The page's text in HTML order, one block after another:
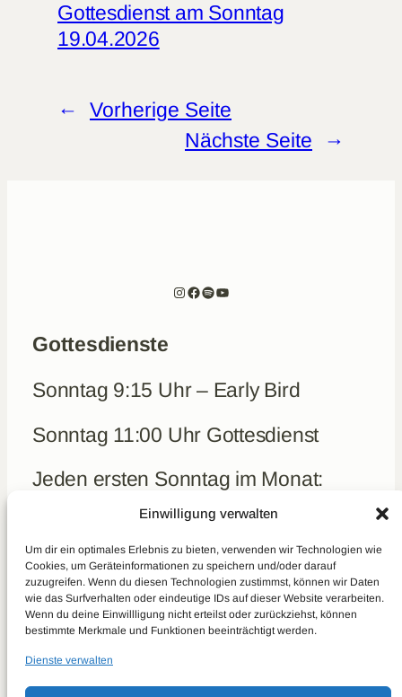
Einwilligung verwalten
Um dir ein optimales Erlebnis zu bieten, verwenden wir Technologien wie
Cookies, um Geräteinformationen zu speichern und/oder darauf
zuzugreifen. Wenn du diesen Technologien zustimmst, können wir Daten
wie das Surfverhalten oder eindeutige IDs auf dieser Website verarbeiten.
Wenn du deine Einwillligung nicht erteilst oder zurückziehst, können
bestimmte Merkmale und Funktionen beeinträchtigt werden.
Dienste verwalten
Gottesdienst am Sonntag
19.04.2026
←
Vorherige Seite
Nächste Seite
→
Instagram Facebook Spotify YouTube
Gottesdienste
Sonntag 9:15 Uhr – Early Bird
Sonntag 11:00 Uhr Gottesdienst
Jeden ersten Sonntag im Monat:
Frühstück um 10 Uhr (kein Early-
Aktuelles
Kontakt
Spenden
Real Talk
Predigten